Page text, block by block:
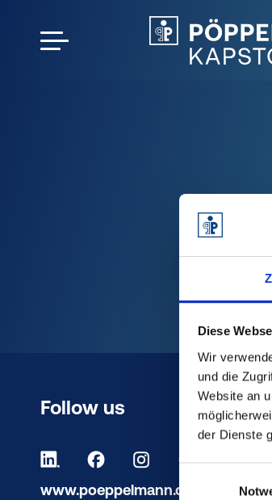
Diese
Wir
und die
Website an
der Dienste
Follow us
www.poeppelmann.com